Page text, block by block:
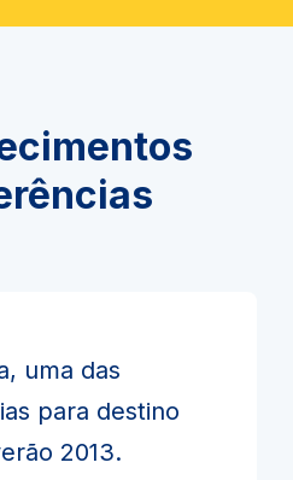
uma das
para destino
2013.